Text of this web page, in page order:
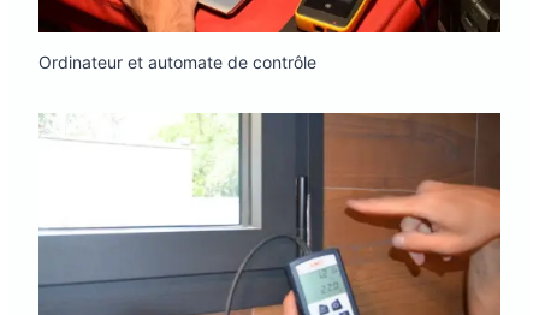
Ordinateur et automate de contrôle